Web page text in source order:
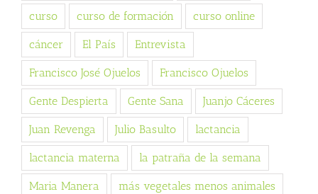
curso curso de formación curso online
cáncer El País Entrevista
Francisco José Ojuelos Francisco Ojuelos
Gente Despierta Gente Sana Juanjo Cáceres
Juan Revenga Julio Basulto lactancia
lactancia materna la patraña de la semana
Maria Manera más vegetales menos animales